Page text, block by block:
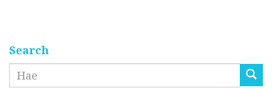
Search
Etsi